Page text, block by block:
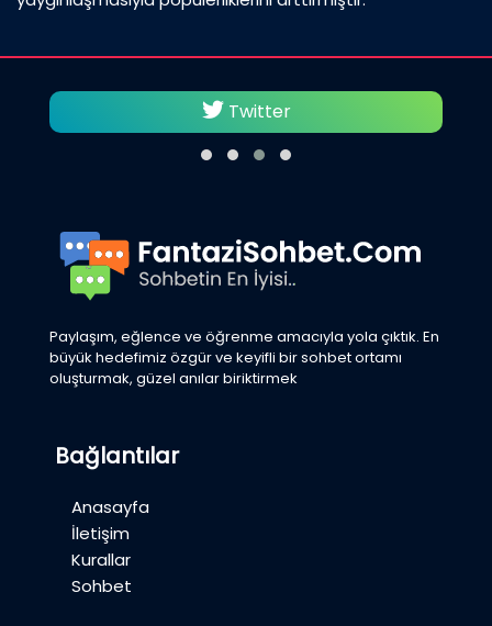
Facebook
Paylaşım, eğlence ve öğrenme amacıyla yola çıktık. En
büyük hedefimiz özgür ve keyifli bir sohbet ortamı
oluşturmak, güzel anılar biriktirmek
Bağlantılar
Anasayfa
İletişim
Kurallar
Sohbet